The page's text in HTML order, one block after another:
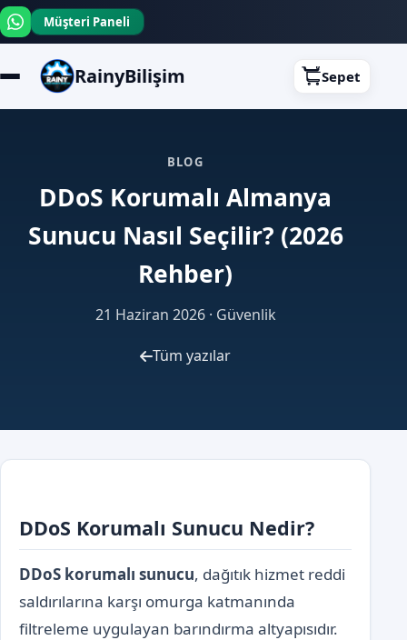
Müşteri Paneli
RainyBilişim Sepet
BLOG
DDoS Korumalı Almanya
Sunucu Nasıl Seçilir? (2026
Rehber)
21 Haziran 2026 · Güvenlik
Tüm yazılar
DDoS Korumalı Sunucu Nedir?
DDoS korumalı sunucu, dağıtık hizmet reddi
saldırılarına karşı omurga katmanında
filtreleme uygulayan barındırma altyapısıdır.